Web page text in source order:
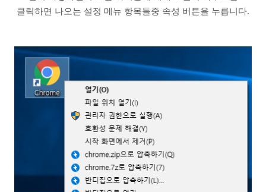
클릭하면 나오는 설정 메뉴 항목들중 속성 버튼을 누릅니다.